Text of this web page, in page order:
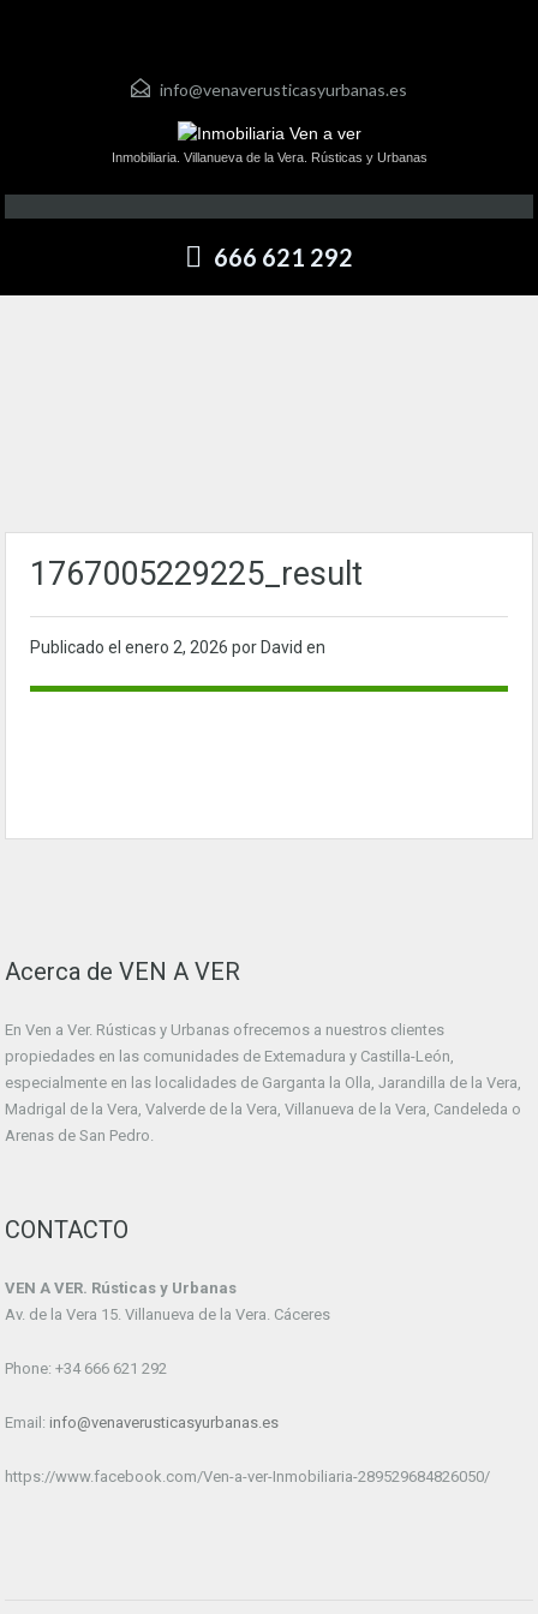
info@venaverusticasyurbanas.es
Inmobiliaria. Villanueva de la Vera. Rústicas y Urbanas
666 621 292
1767005229225_result
Publicado el enero 2, 2026 por David en
Acerca de VEN A VER
En Ven a Ver. Rústicas y Urbanas ofrecemos a nuestros clientes
propiedades en las comunidades de Extemadura y Castilla-León,
especialmente en las localidades de Garganta la Olla, Jarandilla de la Vera,
Madrigal de la Vera, Valverde de la Vera, Villanueva de la Vera, Candeleda o
Arenas de San Pedro.
CONTACTO
VEN A VER. Rústicas y Urbanas
Av. de la Vera 15. Villanueva de la Vera. Cáceres
Phone: +34 666 621 292
Email: info@venaverusticasyurbanas.es
https://www.facebook.com/Ven-a-ver-Inmobiliaria-289529684826050/